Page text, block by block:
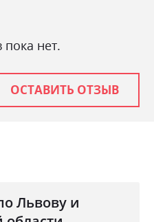
пока нет.
ОСТАВИТЬ ОТЗЫВ
Львову и